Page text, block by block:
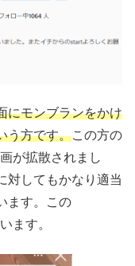
にモンブランをかけ
う方です。この方の
が拡散されまし
対してもかなり適当
ます。この
ます。